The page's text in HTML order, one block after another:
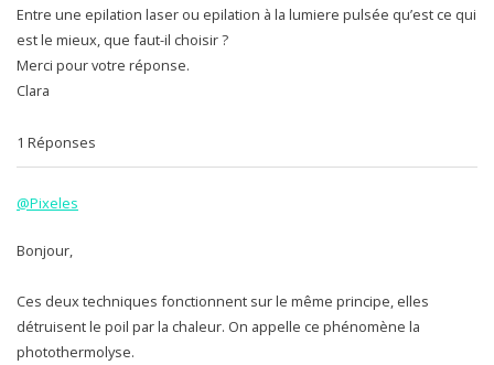
Entre une epilation laser ou epilation à la lumiere pulsée qu’est ce qui
est le mieux, que faut-il choisir?
Merci pour votre réponse.
Clara
1 Réponses
@Pixeles
Bonjour,
Ces deux techniques fonctionnent sur le même principe, elles
détruisent le poil par la chaleur. On appelle ce phénomène la
photothermolyse.